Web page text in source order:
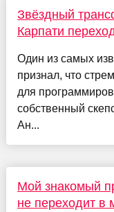
Звёздный
Карпати
Один из самых
признал, что
для
собственный
Ан...
Мой знакомый
не переходит